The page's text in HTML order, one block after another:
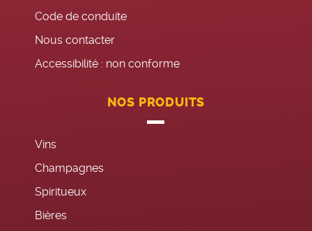
Code de conduite
Nous contacter
Accessibilité : non conforme
NOS PRODUITS
Vins
Champagnes
Spiritueux
Bières